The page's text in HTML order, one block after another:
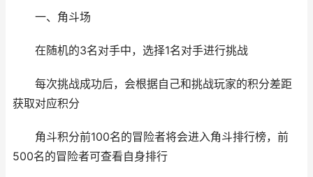
一、角斗场
在随机的3名对手中，选择1名对手进行挑战
每次挑战成功后，会根据自己和挑战玩家的积分差距
获取对应积分
角斗积分前100名的冒险者将会进入角斗排行榜，前
500名的冒险者可查看自身排行